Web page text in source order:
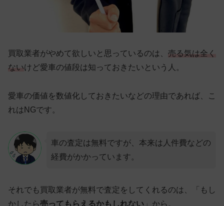
買取業者がやめて欲しいと思っているのは、 売る気は全く
ないけど愛車の値段は知っておきたいという人。
愛車の価値を数値化しておきたいなどの理由であれば、こ
れはNGです。
車の査定は無料ですが、本来は人件費などの
経費がかかっています。
それでも買取業者が無料で査定をしてくれるのは、「もし
かしたら売ってもらえるかもしれない 」から。